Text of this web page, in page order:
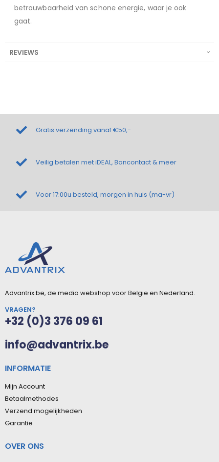
betrouwbaarheid van schone energie, waar je ook
gaat.
REVIEWS
Gratis verzending vanaf €50,-
Veilig betalen met iDEAL, Bancontact & meer
Voor 17:00u besteld, morgen in huis (ma-vr)
Advantrix.be, de media webshop voor Belgie en Nederland.
VRAGEN?
+32 (0)3 376 09 61
info@advantrix.be
INFORMATIE
Mijn Account
Betaalmethodes
Verzend mogelijkheden
Garantie
OVER ONS